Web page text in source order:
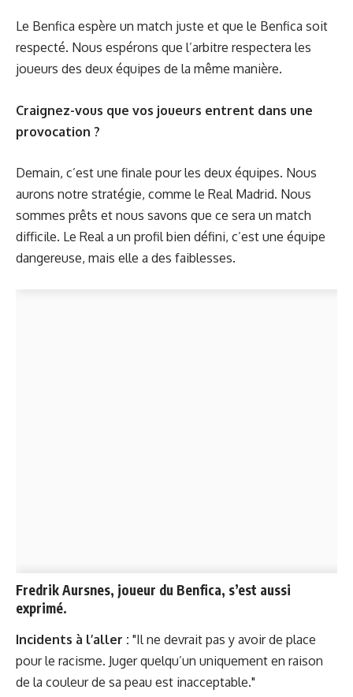
Le Benfica espère un match juste et que le Benfica soit
respecté. Nous espérons que l’arbitre respectera les
joueurs des deux équipes de la même manière.
Craignez-vous que vos joueurs entrent dans une
provocation ?
Demain, c’est une finale pour les deux équipes. Nous
aurons notre stratégie, comme le Real Madrid. Nous
sommes prêts et nous savons que ce sera un match
difficile. Le Real a un profil bien défini, c’est une équipe
dangereuse, mais elle a des faiblesses.
Fredrik Aursnes, joueur du Benfica, s’est aussi
exprimé.
Incidents à l’aller : "Il ne devrait pas y avoir de place
pour le racisme. Juger quelqu’un uniquement en raison
de la couleur de sa peau est inacceptable."